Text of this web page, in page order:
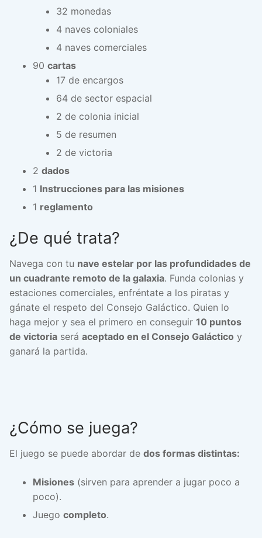
32 monedas
4 naves coloniales
4 naves comerciales
90 cartas
17 de encargos
64 de sector espacial
2 de colonia inicial
5 de resumen
2 de victoria
2 dados
1 Instrucciones para las misiones
1 reglamento
¿De qué trata?
Navega con tu nave estelar por las profundidades de
un cuadrante remoto de la galaxia. Funda colonias y
estaciones comerciales, enfréntate a los piratas y
gánate el respeto del Consejo Galáctico. Quien lo
haga mejor y sea el primero en conseguir 10 puntos
de victoria será aceptado en el Consejo Galáctico y
ganará la partida.
¿Cómo se juega?
El juego se puede abordar de dos formas distintas:
Misiones (sirven para aprender a jugar poco a
poco).
Juego completo.